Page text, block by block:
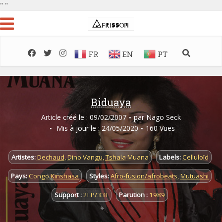
" "
FR EN PT
Biduaya
Article créé le : 09/02/2007 par Nago Seck
Mis à jour le : 24/05/2020
160 Vues
Artistes:Dechaud,Dino Vangu,Tshala Muana Labels:Celluloïd
Pays: Congo Kinshasa Styles:Afro-fusion/afrobeats,Mutuashi
Support :2LP/33T Parution : 1989